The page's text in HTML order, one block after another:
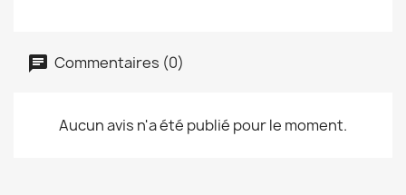
Commentaires (0)
Aucun avis n'a été publié pour le moment.